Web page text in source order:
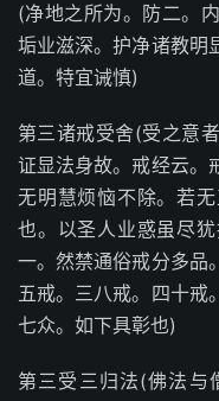
(净地之所为。防二。
垢业滋深。护净诸教明
道。特宜诫慎)
第三诸戒受舍(受之意
证显法身故。戒经云。
无明慧烦恼不除。若
也。以圣人业惑虽尽
一。然禁通俗戒分多品
五戒。三八戒。四十戒
七众。如下具彰也)
第三受三归法(佛法与